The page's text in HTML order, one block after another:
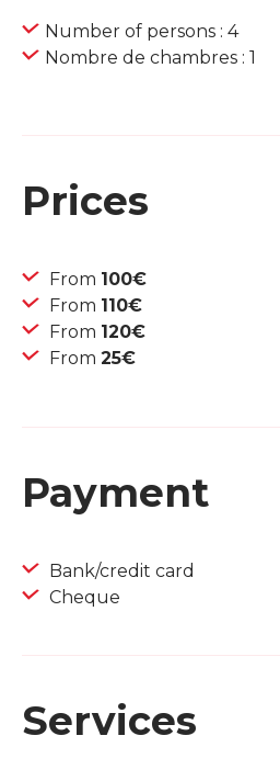
Number of persons : 4
Nombre de chambres : 1
Prices
From 100€
From 110€
From 120€
From 25€
Payment
Bank/credit card
Cheque
Services